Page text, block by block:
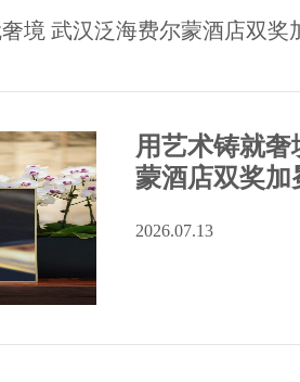
境 武汉泛海费尔蒙酒店双奖
汉王家墩公园景观+服务全面
务 泛海物业稳步推进服务转型
用艺术铸就
蒙酒店双奖加
2026.07.13